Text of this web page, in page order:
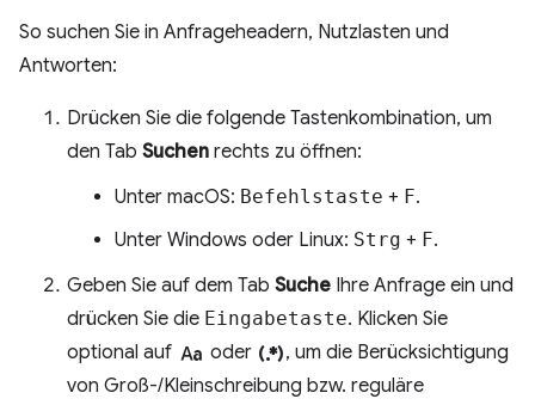
So suchen Sie in Anfrageheadern, Nutzlasten und
Antworten:
Drücken Sie die folgende Tastenkombination, um
den Tab Suchen rechts zu öffnen:
Unter macOS: Befehlstaste + F.
Unter Windows oder Linux: Strg + F.
Geben Sie auf dem Tab Suche Ihre Anfrage ein und
drücken Sie die Eingabetaste. Klicken Sie
optional auf match_case oder regular_expression, um die Berücksichtigung
von Groß-/Kleinschreibung bzw. reguläre